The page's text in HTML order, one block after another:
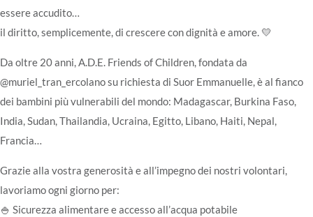
essere accudito…
il diritto, semplicemente, di crescere con dignità e amore. 💛
Da oltre 20 anni, A.D.E. Friends of Children, fondata da
@muriel_tran_ercolano su richiesta di Suor Emmanuelle, è al fianco
dei bambini più vulnerabili del mondo: Madagascar, Burkina Faso,
India, Sudan, Thailandia, Ucraina, Egitto, Libano, Haiti, Nepal,
Francia…
Grazie alla vostra generosità e all’impegno dei nostri volontari,
lavoriamo ogni giorno per:
🍚 Sicurezza alimentare e accesso all’acqua potabile